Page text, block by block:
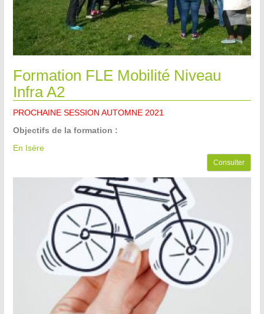
Formation FLE Mobilité Niveau
Infra A2
PROCHAINE SESSION AUTOMNE 2021
Objectifs de la formation :
En Isère
Consulter